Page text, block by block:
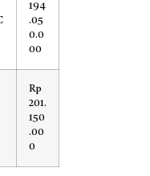
194
.05
0.0
00
Rp
201.
150
.00
0